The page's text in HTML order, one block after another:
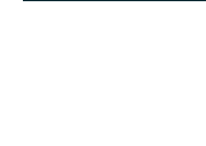
ritiene
23 T.U.I.R., ciò